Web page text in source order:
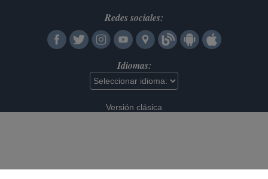
Redes sociales:
Idiomas:
Versión clásica